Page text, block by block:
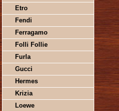
Etro
Fendi
Ferragamo
Folli Follie
Furla
Gucci
Hermes
Krizia
Loewe